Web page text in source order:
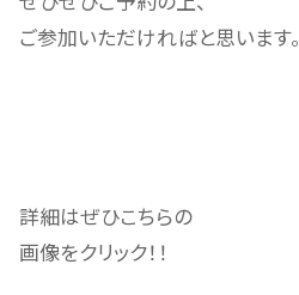
ご参加いただければと思います。
詳細はぜひこちらの
画像をクリック！！